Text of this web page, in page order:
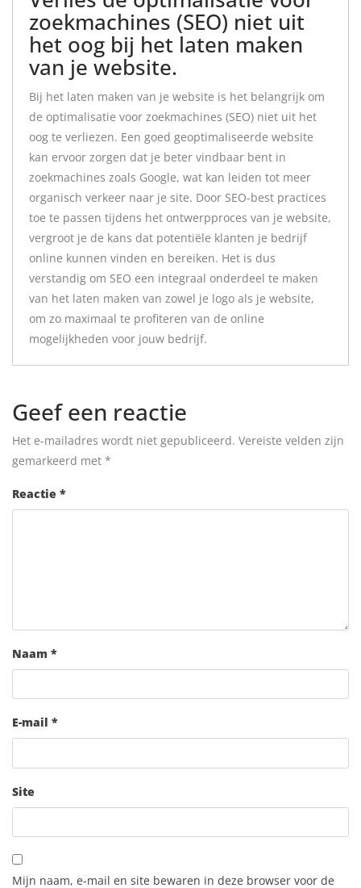
zoekmachines (SEO) niet uit
het oog bij het laten maken
van je website.
Bij het laten maken van je website is het belangrijk om
de optimalisatie voor zoekmachines (SEO) niet uit het
oog te verliezen. Een goed geoptimaliseerde website
kan ervoor zorgen dat je beter vindbaar bent in
zoekmachines zoals Google, wat kan leiden tot meer
organisch verkeer naar je site. Door SEO-best practices
toe te passen tijdens het ontwerpproces van je website,
vergroot je de kans dat potentiële klanten je bedrijf
online kunnen vinden en bereiken. Het is dus
verstandig om SEO een integraal onderdeel te maken
van het laten maken van zowel je logo als je website,
om zo maximaal te profiteren van de online
mogelijkheden voor jouw bedrijf.
Geef een reactie
Het e-mailadres wordt niet gepubliceerd. Vereiste velden zijn
gemarkeerd met *
Reactie *
Naam *
E-mail *
Site
Mijn naam, e-mail en site bewaren in deze browser voor de